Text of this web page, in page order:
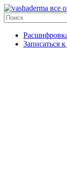
все
Записаться